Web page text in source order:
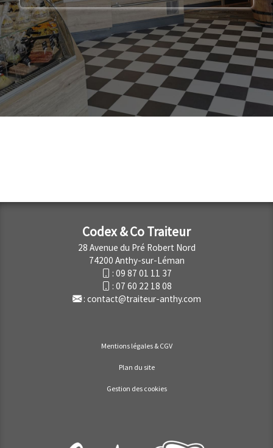
Codex & Co Traiteur
28 Avenue du Pré Robert Nord
74200 Anthy-sur-Léman
: 09 87 01 11 37
: 07 60 22 18 08
: contact@traiteur-anthy.com
Mentions légales & CGV
Plan du site
Gestion des cookies